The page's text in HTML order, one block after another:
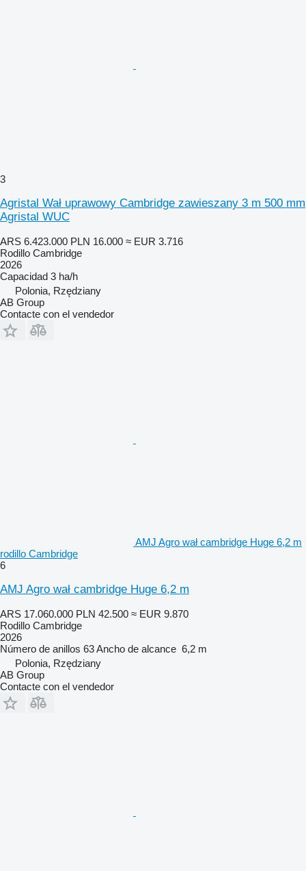
3
Agristal Wał uprawowy Cambridge zawieszany 3 m 500 mm
Agristal WUC
ARS 6.423.000 PLN 16.000 ≈ EUR 3.716
Rodillo Cambridge
2026
Capacidad 3 ha/h
Polonia, Rzędziany
AB Group
Contacte con el vendedor
AMJ Agro wał cambridge Huge 6,2 m
rodillo Cambridge
6
AMJ Agro wał cambridge Huge 6,2 m
ARS 17.060.000 PLN 42.500 ≈ EUR 9.870
Rodillo Cambridge
2026
Número de anillos 63Ancho de alcance 6,2 m
Polonia, Rzędziany
AB Group
Contacte con el vendedor